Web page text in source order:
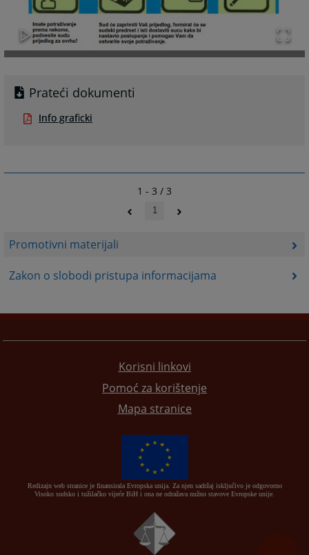
Promotivni materijali
Zakon o slobodi pristupa informacijama
Prateći dokumenti
Info graficki
1 - 3 / 3
1
Korisni linkovi
Pomoć za korištenje
Mapa stranice
Redizajn web stranice je finansirala Evropska unija. Za njen sadržaj isključivo je odgovorno
Visoko sudsko i tužilačko vijeće BiH i ona ne odražava nužno stavove Evropske unije.